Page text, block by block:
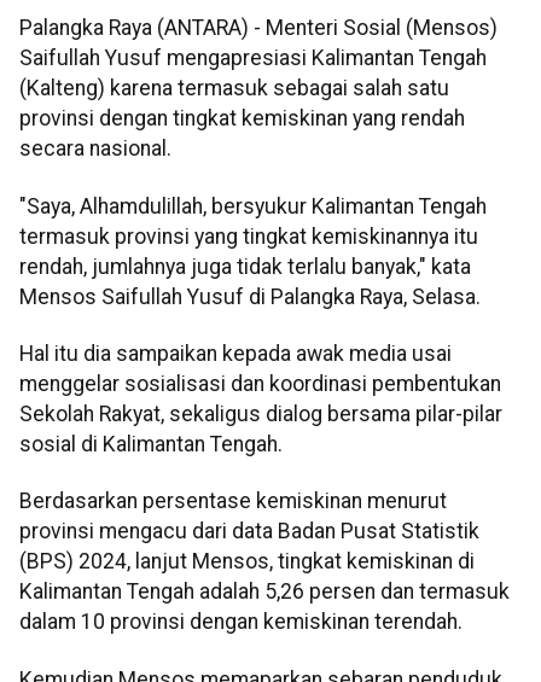
Palangka Raya (ANTARA) - Menteri Sosial (Mensos)
Saifullah Yusuf mengapresiasi Kalimantan Tengah
(Kalteng) karena termasuk sebagai salah satu
provinsi dengan tingkat kemiskinan yang rendah
secara nasional.
"Saya, Alhamdulillah, bersyukur Kalimantan Tengah
termasuk provinsi yang tingkat kemiskinannya itu
rendah, jumlahnya juga tidak terlalu banyak," kata
Mensos Saifullah Yusuf di Palangka Raya, Selasa.
Hal itu dia sampaikan kepada awak media usai
menggelar sosialisasi dan koordinasi pembentukan
Sekolah Rakyat, sekaligus dialog bersama pilar-pilar
sosial di Kalimantan Tengah.
Berdasarkan persentase kemiskinan menurut
provinsi mengacu dari data Badan Pusat Statistik
(BPS) 2024, lanjut Mensos, tingkat kemiskinan di
Kalimantan Tengah adalah 5,26 persen dan termasuk
dalam 10 provinsi dengan kemiskinan terendah.